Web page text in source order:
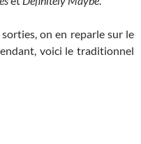
on en reparle sur le
voici le traditionnel